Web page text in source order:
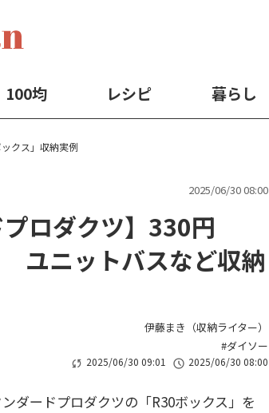
100均 レシピ 暮らし
クス」収納実例
2025/06/30 08:00
プロダクツ】330円
ユニットバスなど収納
伊藤まき（収納ライター）
ダイソー
2025/06/30 09:01 2025/06/30 08:00
ダードプロダクツの「R30ボックス」を